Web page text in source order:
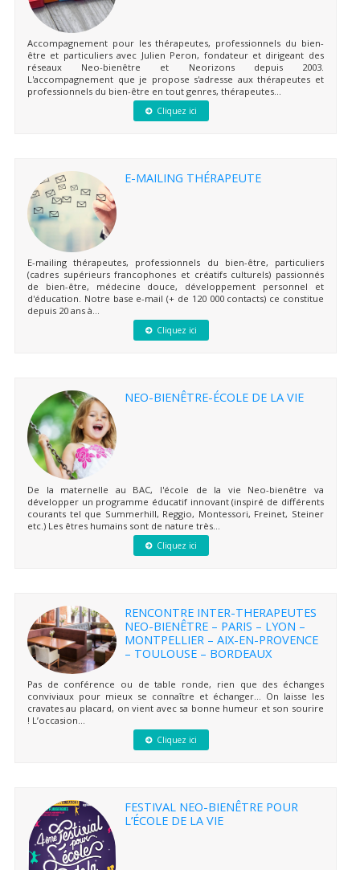
Accompagnement pour les thérapeutes, professionnels du bien-
être et particuliers avec Julien Peron, fondateur et dirigeant des
réseaux Neo-bienêtre et Neorizons depuis 2003.
L'accompagnement que je propose s'adresse aux thérapeutes et
professionnels du bien-être en tout genres, thérapeutes...
Cliquez ici
E-MAILING THÉRAPEUTE
E-mailing thérapeutes, professionnels du bien-être, particuliers
(cadres supérieurs francophones et créatifs culturels) passionnés
de bien-être, médecine douce, développement personnel et
d'éducation. Notre base e-mail (+ de 120 000 contacts) ce constitue
depuis 20 ans à...
Cliquez ici
NEO-BIENÊTRE-ÉCOLE DE LA VIE
De la maternelle au BAC, l'école de la vie Neo-bienêtre va
développer un programme éducatif innovant (inspiré de différents
courants tel que Summerhill, Reggio, Montessori, Freinet, Steiner
etc.) Les êtres humains sont de nature très...
Cliquez ici
RENCONTRE INTER-THERAPEUTES
NEO-BIENÊTRE – PARIS – LYON –
MONTPELLIER – AIX-EN-PROVENCE
– TOULOUSE – BORDEAUX
Pas de conférence ou de table ronde, rien que des échanges
conviviaux pour mieux se connaître et échanger… On laisse les
cravates au placard, on vient avec sa bonne humeur et son sourire
! L’occasion...
Cliquez ici
FESTIVAL NEO-BIENÊTRE POUR
L’ÉCOLE DE LA VIE